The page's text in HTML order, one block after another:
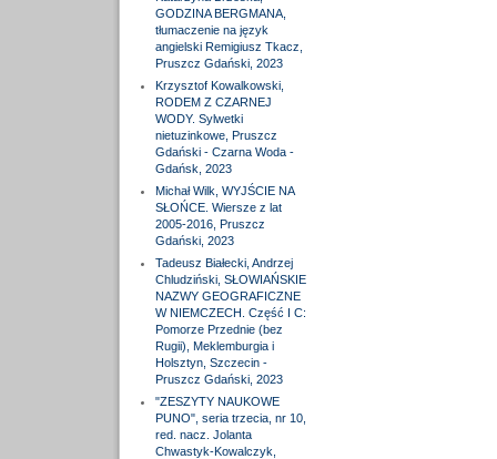
GODZINA BERGMANA,
tłumaczenie na język
angielski Remigiusz Tkacz,
Pruszcz Gdański, 2023
Krzysztof Kowalkowski,
RODEM Z CZARNEJ
WODY. Sylwetki
nietuzinkowe, Pruszcz
Gdański - Czarna Woda -
Gdańsk, 2023
Michał Wilk, WYJŚCIE NA
SŁOŃCE. Wiersze z lat
2005-2016, Pruszcz
Gdański, 2023
Tadeusz Białecki, Andrzej
Chludziński, SŁOWIAŃSKIE
NAZWY GEOGRAFICZNE
W NIEMCZECH. Część I C:
Pomorze Przednie (bez
Rugii), Meklemburgia i
Holsztyn, Szczecin -
Pruszcz Gdański, 2023
"ZESZYTY NAUKOWE
PUNO", seria trzecia, nr 10,
red. nacz. Jolanta
Chwastyk-Kowalczyk,